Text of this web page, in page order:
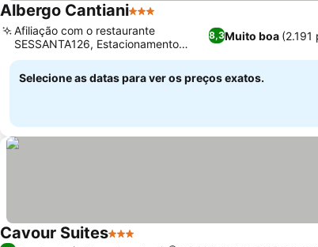
Albergo Cantiani3 Estrelas
8,3Muito boa (2.191
Afiliação com o restaurante
SESSANTA126, Estacionamento
privativo seguro
Selecione as datas para ver os preços exatos.
Cavour Suites3 EstrelasVer preços